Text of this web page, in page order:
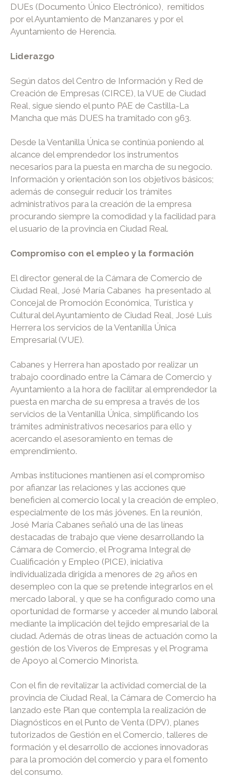
DUEs (Documento Único Electrónico), remitidos
por el Ayuntamiento de Manzanares y por el
Ayuntamiento de Herencia.
Liderazgo
Según datos del Centro de Información y Red de
Creación de Empresas (CIRCE), la VUE de Ciudad
Real, sigue siendo el punto PAE de Castilla-La
Mancha que más DUES ha tramitado con 963.
Desde la Ventanilla Única se continúa poniendo al
alcance del emprendedor los instrumentos
necesarios para la puesta en marcha de su negocio.
Información y orientación son los objetivos básicos;
además de conseguir reducir los trámites
administrativos para la creación de la empresa
procurando siempre la comodidad y la facilidad para
el usuario de la provincia en Ciudad Real.
Compromiso con el empleo y la formación
El director general de la Cámara de Comercio de
Ciudad Real, José María Cabanes ha presentado al
Concejal de Promoción Económica, Turística y
Cultural del Ayuntamiento de Ciudad Real, José Luis
Herrera los servicios de la Ventanilla Única
Empresarial (VUE).
Cabanes y Herrera han apostado por realizar un
trabajo coordinado entre la Cámara de Comercio y
Ayuntamiento a la hora de facilitar al emprendedor la
puesta en marcha de su empresa a través de los
servicios de la Ventanilla Única, simplificando los
trámites administrativos necesarios para ello y
acercando el asesoramiento en temas de
emprendimiento.
Ambas instituciones mantienen así el compromiso
por afianzar las relaciones y las acciones que
beneficien al comercio local y la creación de empleo,
especialmente de los más jóvenes. En la reunión,
José María Cabanes señaló una de las líneas
destacadas de trabajo que viene desarrollando la
Cámara de Comercio, el Programa Integral de
Cualificación y Empleo (PICE), iniciativa
individualizada dirigida a menores de 29 años en
desempleo con la que se pretende integrarlos en el
mercado laboral, y que se ha configurado como una
oportunidad de formarse y acceder al mundo laboral
mediante la implicación del tejido empresarial de la
ciudad. Además de otras líneas de actuación como la
gestión de los Viveros de Empresas y el Programa
de Apoyo al Comercio Minorista.
Con el fin de revitalizar la actividad comercial de la
provincia de Ciudad Real, la Cámara de Comercio ha
lanzado este Plan que contempla la realización de
Diagnósticos en el Punto de Venta (DPV), planes
tutorizados de Gestión en el Comercio, talleres de
formación y el desarrollo de acciones innovadoras
para la promoción del comercio y para el fomento
del consumo.